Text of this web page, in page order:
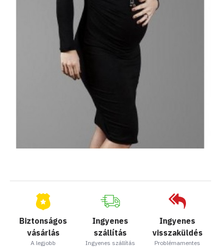
Biztonságos
vásárlás
A legjobb
Ingyenes
szállítás
Ingyenes szállítás
Ingyenes
visszaküldés
Problémamentes